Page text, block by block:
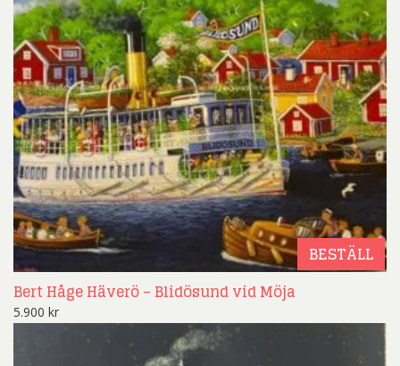
BESTÄLL
Bert Håge Häverö – Blidösund vid Möja
5.900 kr